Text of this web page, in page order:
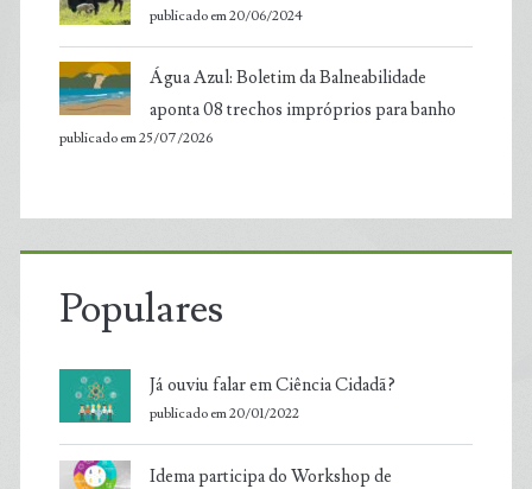
publicado em 20/06/2024
Água Azul: Boletim da Balneabilidade
aponta 08 trechos impróprios para banho
publicado em 25/07/2026
Populares
Já ouviu falar em Ciência Cidadã?
publicado em 20/01/2022
Idema participa do Workshop de